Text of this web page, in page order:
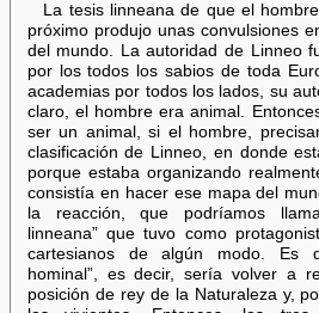
La tesis linneana de que el
próximo produjo unas convulsiones
del mundo. La autoridad de Linneo
por los todos los sabios de toda
academias por todos los lados, su
claro, el hombre era animal.
ser un animal, si el hombre,
clasificación de Linneo, en donde
porque estaba organizando
consistía en hacer ese mapa del
la reacción, que podríamos
linneana” que tuvo como
cartesianos de algún modo. Es
hominal”, es decir, sería volver a
posición de rey de la Naturaleza y,